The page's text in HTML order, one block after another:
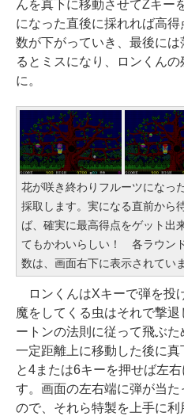
んを真下に移動させてZキ
になった直後に採れれば高
数が下がっていき、最後に
るとミスになり、ロンくん
に。
花が咲き終わりフルーツになっ
採取します。実になる直前から
ば、確実に最高得点をゲット出
てもかわいらしい！ 各ラウン
数は、画面右下に表示されていま
ロンくんはXキーで弾を投
魔をしてくる虫はそれで撃
ートンの法則に従って飛ぶ
一定距離上に移動した後に
と4または6キーを押せば左
す。画面の左右端に弾が当
ので、それら特製を上手に利